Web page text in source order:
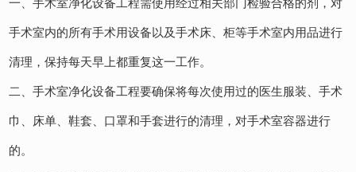
一、手术室净化设备工程需使用经过相关部门检验合格的剂，对
手术室内的所有手术用设备以及手术床、柜等手术室内用品进行
清理，保持每天早上都重复这一工作。
二、手术室净化设备工程要确保将每次使用过的医生服装、手术
巾、床单、鞋套、口罩和手套进行的清理，对手术室容器进行
的。